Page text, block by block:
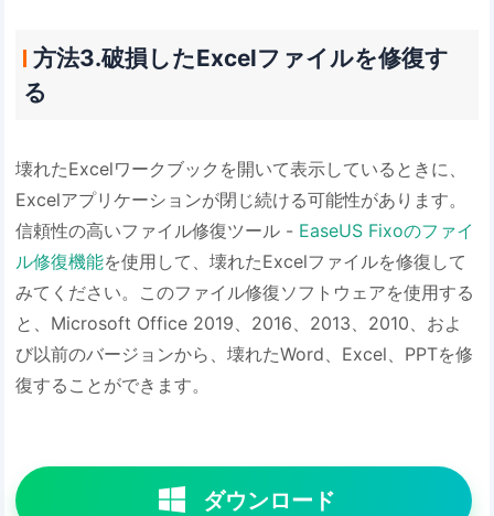
方法3.破損したExcelファイルを修復す
る
壊れたExcelワークブックを開いて表示しているときに、
Excelアプリケーションが閉じ続ける可能性があります。
信頼性の高いファイル修復ツール - EaseUS Fixoのファイ
ル修復機能を使用して、壊れたExcelファイルを修復して
みてください。このファイル修復ソフトウェアを使用する
と、Microsoft Office 2019、2016、2013、2010、およ
び以前のバージョンから、壊れたWord、Excel、PPTを修
復することができます。
ダウンロード